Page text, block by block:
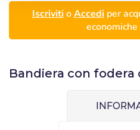
Utente (VAT):
Español
IscrivitioAccediper
Bandiera con
de